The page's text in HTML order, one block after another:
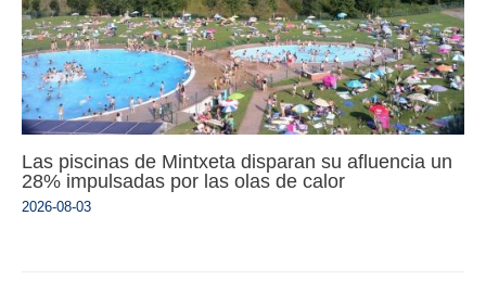
Las piscinas de Mintxeta disparan su afluencia un
28% impulsadas por las olas de calor
2026-08-03